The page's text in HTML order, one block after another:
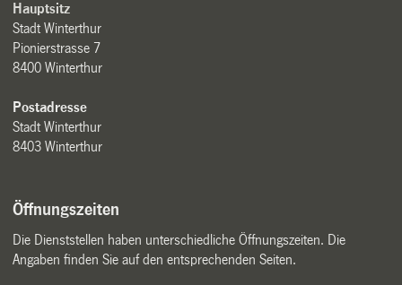
Hauptsitz
Stadt Winterthur
Pionierstrasse 7
8400 Winterthur
Postadresse
Stadt Winterthur
8403 Winterthur
Öffnungszeiten
Die Dienststellen haben unterschiedliche Öffnungszeiten. Die
Angaben finden Sie auf den entsprechenden Seiten.